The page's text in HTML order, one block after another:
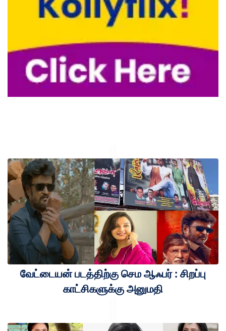
வேட்டையன் படத்திற்கு செம ஆஃபர் : சிறப்பு
காட்சிகளுக்கு அனுமதி